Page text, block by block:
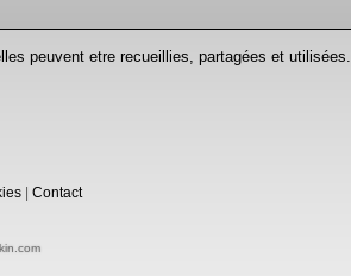
peuvent etre recueillies, partagées et utilisées.
| Contact